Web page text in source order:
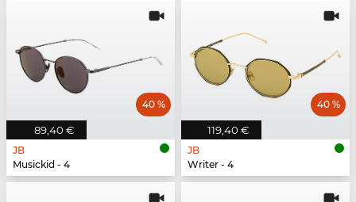
89,40 €
40 %
JB
Musickid - 4
119,40 €
40 %
JB
Writer - 4